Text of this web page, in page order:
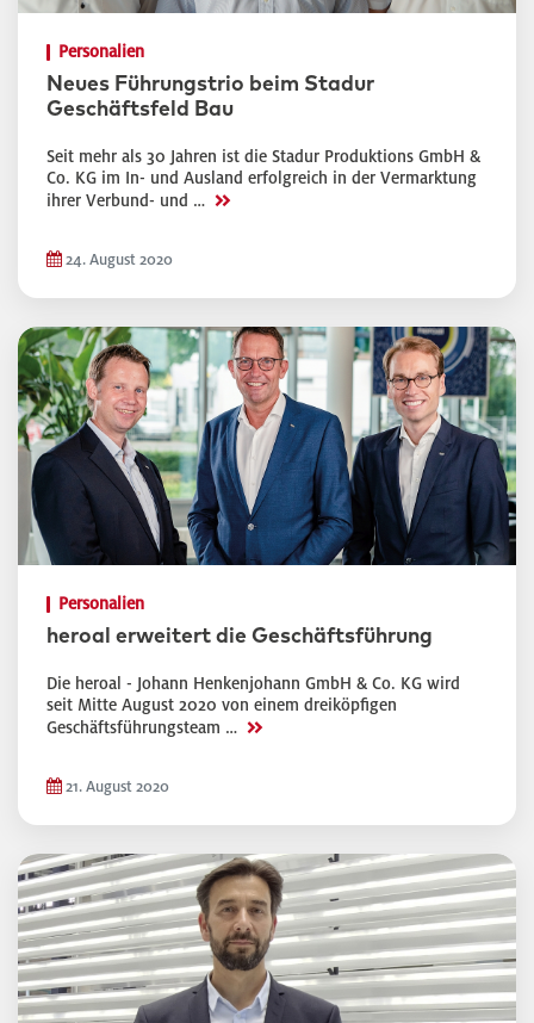
Personalien
Neues Führungstrio beim Stadur
Geschäftsfeld Bau
Seit mehr als 30 Jahren ist die Stadur Produktions GmbH &
Co. KG im In- und Ausland erfolgreich in der Vermarktung
ihrer Verbund- und … >>
24. August 2020
Personalien
heroal erweitert die Geschäftsführung
Die heroal - Johann Henkenjohann GmbH & Co. KG wird
seit Mitte August 2020 von einem dreiköpfigen
Geschäftsführungsteam … >>
21. August 2020